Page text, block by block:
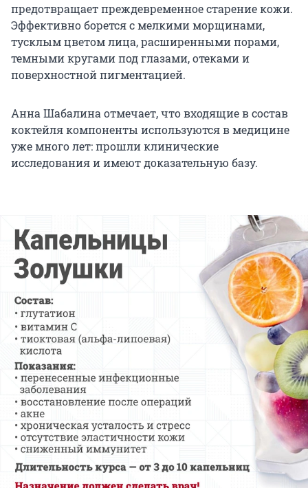
предотвращает преждевременное старение кожи.
Эффективно борется с мелкими морщинами,
тусклым цветом лица, расширенными порами,
темными кругами под глазами, отеками и
поверхностной пигментацией.
Анна Шабалина отмечает, что входящие в состав
коктейля компоненты используются в медицине
уже много лет: прошли клинические
исследования и имеют доказательную базу.